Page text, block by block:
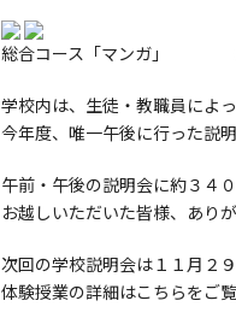
総合コース「マンガ」 総
学校内は、生徒・教職員によ
今年度、唯一午後に行った説
午前・午後の説明会に約３４
お越しいただいた皆様、あり
次回の学校説明会は１１月２
体験授業の詳細はこちらをご